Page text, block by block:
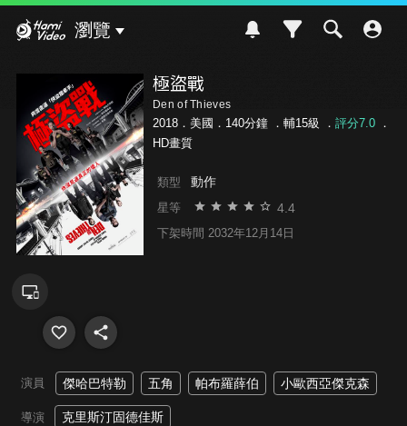
瀏覽
極盜戰
Den of Thieves
2018．美國．140分鐘 ． 輔15級 ． 評分7.0．
HD畫質
類型 動作
星等 4.4
下架時間 2032年12月14日
演員 傑哈巴特勒 五角 帕布羅薛伯 小歐西亞傑克森
導演 克里斯汀固德佳斯